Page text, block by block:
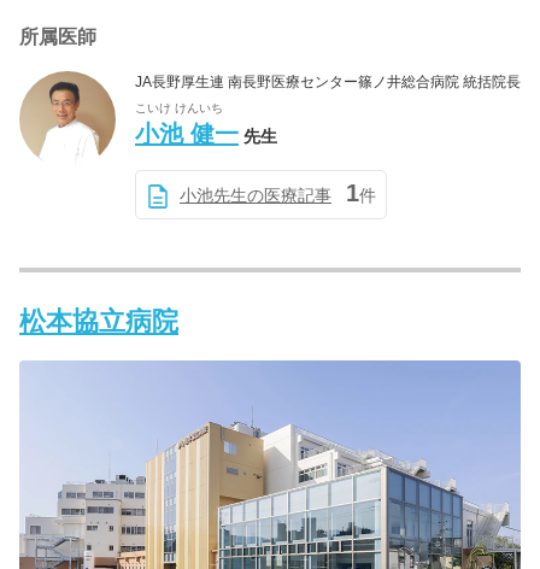
所属医師
JA長野厚生連 南長野医療センター篠ノ井総合病院 統括院長
こいけ けんいち
小池 健一 先生
小池先生の医療記事 1件
松本協立病院